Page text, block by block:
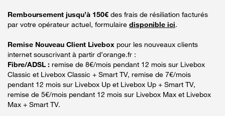
Remboursement jusqu’à 150€ des frais de résiliation facturés
par votre opérateur actuel, formulaire disponible ici.
Remise Nouveau Client Livebox pour les nouveaux clients
internet souscrivant à partir d’orange.fr :
Fibre/ADSL : remise de 8€/mois pendant 12 mois sur Livebox
Classic et Livebox Classic + Smart TV, remise de 7€/mois
pendant 12 mois sur Livebox Up et Livebox Up + Smart TV,
remise de 5€/mois pendant 12 mois sur Livebox Max et Livebox
Max + Smart TV.